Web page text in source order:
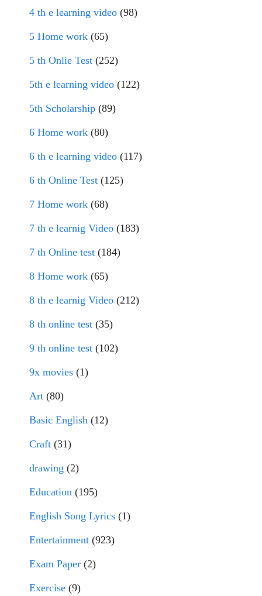
4 th e learning video (98)
5 Home work (65)
5 th Onlie Test (252)
5th e learning video (122)
5th Scholarship (89)
6 Home work (80)
6 th e learning video (117)
6 th Online Test (125)
7 Home work (68)
7 th e learnig Video (183)
7 th Online test (184)
8 Home work (65)
8 th e learnig Video (212)
8 th online test (35)
9 th online test (102)
9x movies (1)
Art (80)
Basic English (12)
Craft (31)
drawing (2)
Education (195)
English Song Lyrics (1)
Entertainment (923)
Exam Paper (2)
Exercise (9)